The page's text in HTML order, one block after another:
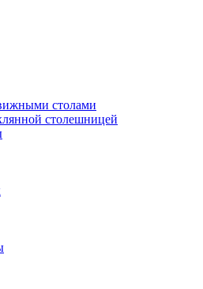
столами
столешницей